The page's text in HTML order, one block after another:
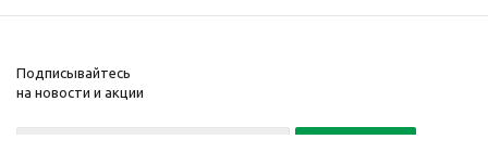
Подписывайтесь
на новости и акции